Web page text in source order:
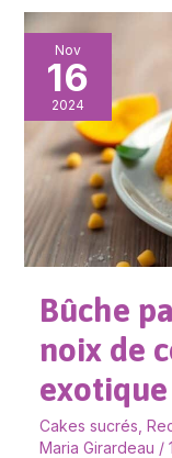
Nov
16
2024
Bûche
noix de
Cakes sucrés
Maria Girardeau /
Bûche
passion
mangue
noix
de
coco
:
exotique
les
fêtes